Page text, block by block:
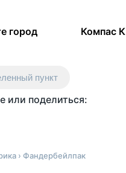
город Компас
пункт
или поделиться:
› Фандербейлпак